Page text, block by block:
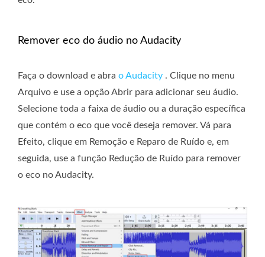
Remover eco do áudio no Audacity
Faça o download e abra o Audacity . Clique no menu
Arquivo e use a opção Abrir para adicionar seu áudio.
Selecione toda a faixa de áudio ou a duração específica
que contém o eco que você deseja remover. Vá para
Efeito, clique em Remoção e Reparo de Ruído e, em
seguida, use a função Redução de Ruído para remover
o eco no Audacity.